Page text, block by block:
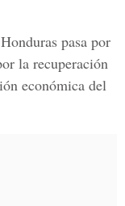
pasa por
la recuperación
económica del